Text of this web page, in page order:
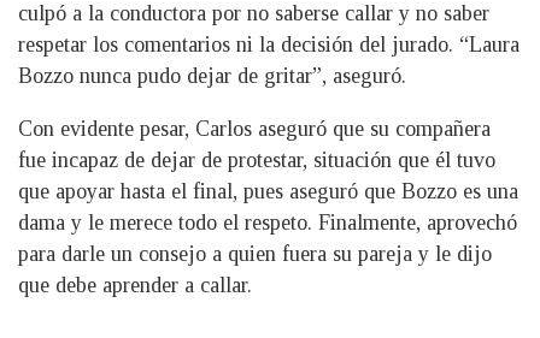
culpó a la conductora por no saberse callar y no saber
respetar los comentarios ni la decisión del jurado. “Laura
Bozzo nunca pudo dejar de gritar”, aseguró.
Con evidente pesar, Carlos aseguró que su compañera
fue incapaz de dejar de protestar, situación que él tuvo
que apoyar hasta el final, pues aseguró que Bozzo es una
dama y le merece todo el respeto. Finalmente, aprovechó
para darle un consejo a quien fuera su pareja y le dijo
que debe aprender a callar.